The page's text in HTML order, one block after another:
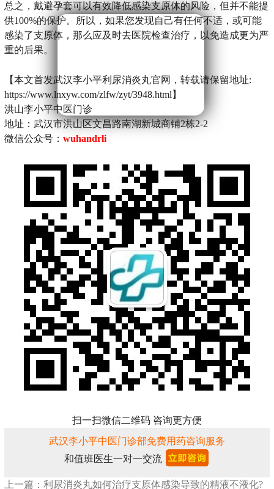
总之，戴避孕套可以有效降低感染支原体的风险，但并不能提
供100%的保护。所以，如果您发现自己有任何不适，或可能
感染了支原体，那么应及时去医院检查治疗，以免造成更为严
重的后果。
【本文首发武汉李小平利尿消炎丸官网，转载请保留地址:
https://www.lnxyw.com/zlfw/zyt/3948.html】
洪山李小平中医门诊
地址：武汉市洪山区文昌路南湖新城商铺2栋2-2
微信公众号： wuhandrli
扫一扫微信二维码 咨询更方便
武汉李小平中医门诊部免费用药咨询服务
和值班医生一对一交流
上一篇：利尿消炎丸如何治疗支原体感染导致的精液不液化?